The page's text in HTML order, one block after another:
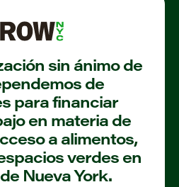
sin ánimo de
de
para financiar
en materia de
a alimentos,
verdes en
Nueva York.